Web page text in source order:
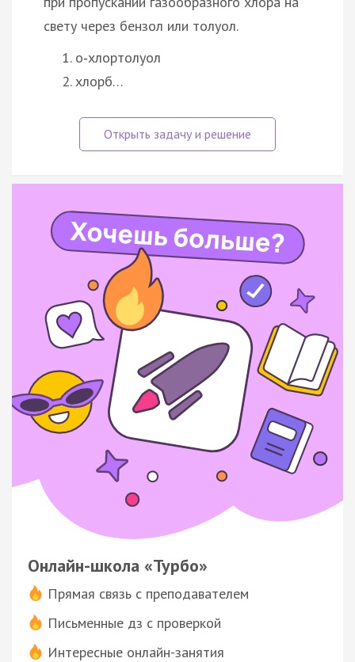
свету через бензол или толуол.
о‑хлортолуол
хлорб…
Онлайн-школа «Турбо»
Прямая связь с преподавателем
Письменные дз с проверкой
Интересные онлайн-занятия